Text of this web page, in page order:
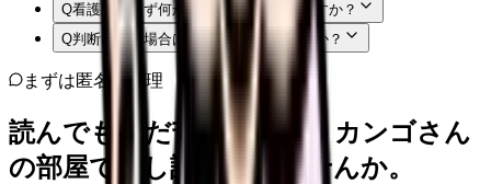
Q看護師はまず何から確認すればよいですか？
Q判断に迷う場合はどうすればよいですか？
まずは匿名で整理
読んでもまだ苦しいなら、カンゴさん
の部屋で少し話してみませんか。